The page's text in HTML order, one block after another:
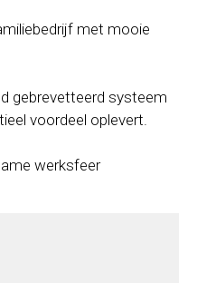
met mooie
gebrevetteerd systeem
voordeel oplevert.
werksfeer